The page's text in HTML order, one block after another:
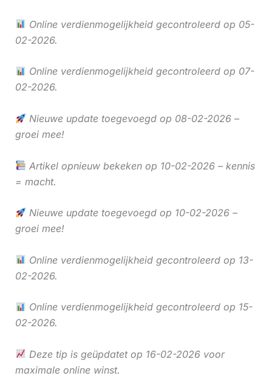
Online verdienmogelijkheid gecontroleerd op 05-
02-2026.
Online verdienmogelijkheid gecontroleerd op 07-
02-2026.
Nieuwe update toegevoegd op 08-02-2026 –
groei mee!
Artikel opnieuw bekeken op 10-02-2026 – kennis
= macht.
Nieuwe update toegevoegd op 10-02-2026 –
groei mee!
Online verdienmogelijkheid gecontroleerd op 13-
02-2026.
Online verdienmogelijkheid gecontroleerd op 15-
02-2026.
Deze tip is geüpdatet op 16-02-2026 voor
maximale online winst.